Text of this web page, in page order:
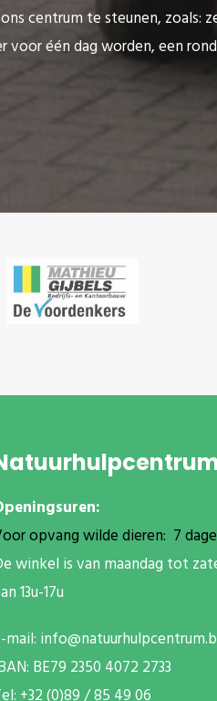
centrum te steunen,
voor één dag worden, een
opvang wilde dieren: 7
winkel is van maandag tot
13u-17u
mail:
BE79 2350 4072 2733
el: +32 (0)89 / 85 49 06